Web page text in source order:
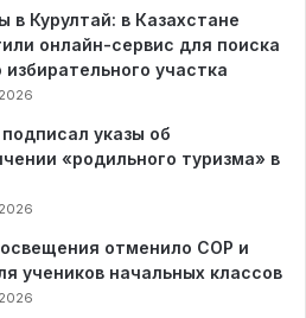
в Курултай: в Казахстане
онлайн-сервис для поиска
избирательного участка
указы об
«родильного туризма» в
отменило СОР и
учеников начальных классов